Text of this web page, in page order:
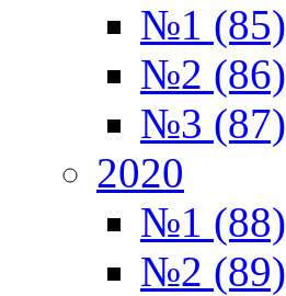
№1 (85)
№2 (86)
№3 (87)
2020
№1 (88)
№2 (89)